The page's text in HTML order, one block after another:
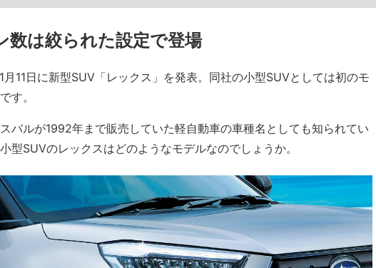
数は絞られた設定で登場
11日に新型SUV「レックス」を発表。同社の小型SUVとしては初のモ
す。
バルが1992年まで販売していた軽自動車の車種名としても知られてい
型SUVのレックスはどのようなモデルなのでしょうか。